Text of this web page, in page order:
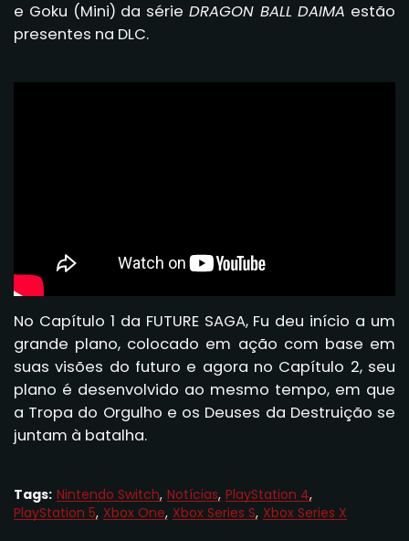
e Goku (Mini) da série DRAGON BALL DAIMA estão
presentes na DLC.
No Capítulo 1 da FUTURE SAGA, Fu deu início a um
grande plano, colocado em ação com base em
suas visões do futuro e agora no Capítulo 2, seu
plano é desenvolvido ao mesmo tempo, em que
a Tropa do Orgulho e os Deuses da Destruição se
juntam à batalha.
Tags: Nintendo Switch Notícias PlayStation 4
PlayStation 5 Xbox One Xbox Series S Xbox Series X